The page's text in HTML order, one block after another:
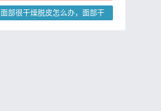
微信的不踩雷实用短句有哪些
面部很干燥脱皮怎么办，面部干